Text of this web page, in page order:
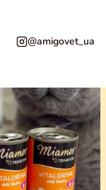
@amigovet_ua